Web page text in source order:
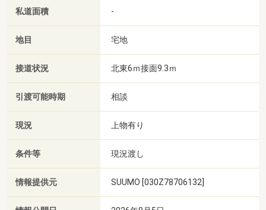
私道面積 -
地目 宅地
接道状況 北東6ｍ接面9.3ｍ
引渡可能時期 相談
現況 上物有り
条件等 現況渡し
情報提供元 SUUMO [030Z78706132]